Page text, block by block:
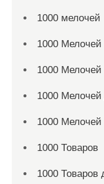
1000 мелочей
1000 Мелочей
1000 Мелочей
1000
1000
1000 Товаров
1000